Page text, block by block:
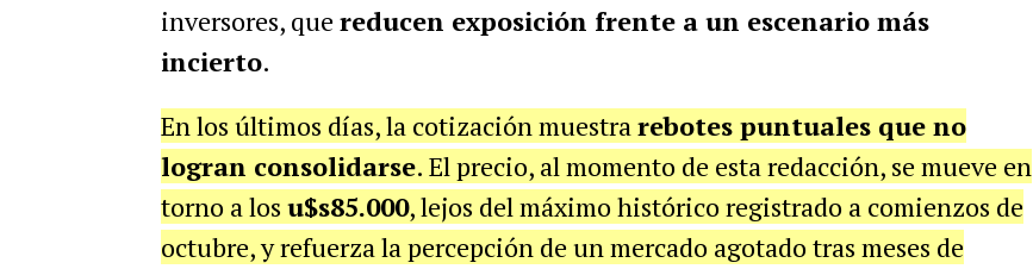
inversores, que reducen exposición frente a un escenario más
incierto.
En los últimos días, la cotización muestrarebotes puntuales que no
logran consolidarse. El precio, al momento de esta redacción, se mueve en
torno a los u$s85.000, lejos del máximo histórico registrado a comienzos de
octubre, y refuerza la percepción de un mercado agotado tras meses de